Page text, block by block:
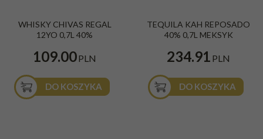
WHISKY CHIVAS REGAL
12YO 0,7L 40%
109.00PLN
DO KOSZYKA
TEQUILA KAH REPOSADO
40% 0,7L MEKSYK
234.91 PLN
DO KOSZYKA